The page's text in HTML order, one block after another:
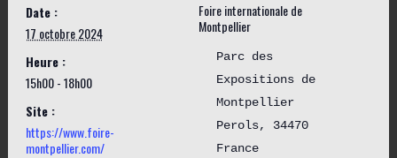
Date :
17 octobre 2024
Heure :
15h00 - 18h00
Site :
https://www.foire-
montpellier.com/
Foire internationale de
Montpellier
Parc des
Expositions de
Montpellier
Perols,
34470
France